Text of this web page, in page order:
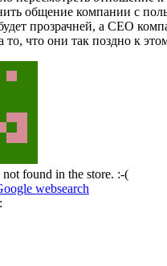
общение компании с
прозрачней, а CEO
то, что они так поздно к
not found in the store. :-(
websearch